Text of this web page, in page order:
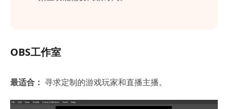
OBS工作室
最适合： 寻求定制的游戏玩家和直播主播。